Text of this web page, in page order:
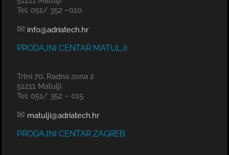
Tel. 051/ 352 –010
✉ info@adriatech.hr
PRODAJNI CENTAR MATULJI
Trtni 70, Radna zona 2
51211 Matulji
Tel: 051/ 352 – 015
✉ matulji@adriatech.hr
PRODAJNI CENTAR ZAGREB